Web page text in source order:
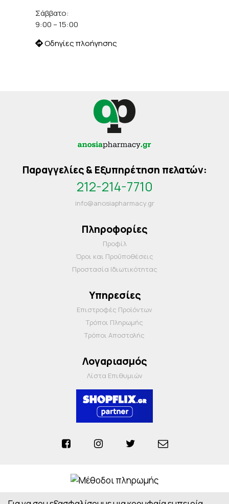
Σάββατο:
9:00 – 15:00
Οδηγίες πλοήγησης
Παραγγελίες & Εξυπηρέτηση πελατών:
212-214-7710
info@anosiapharmacy.gr
Πληροφορίες
Προφίλ
Όροι και Προΰποθέσεις
Προστασία Ιδιωτικότητας
Υπηρεσίες
Επιστροφές Προϊόντων
Τρόποι Πληρωμής
Τρόποι Αποστολής
Λογαριασμός
Λίστα Επιθυμιών